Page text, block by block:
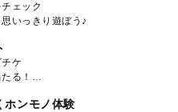
ェック
いっきり遊ぼう♪
ケ
る！
ホンモノ体験